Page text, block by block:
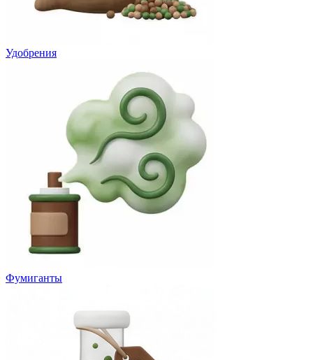
Удобрения
Фумиганты